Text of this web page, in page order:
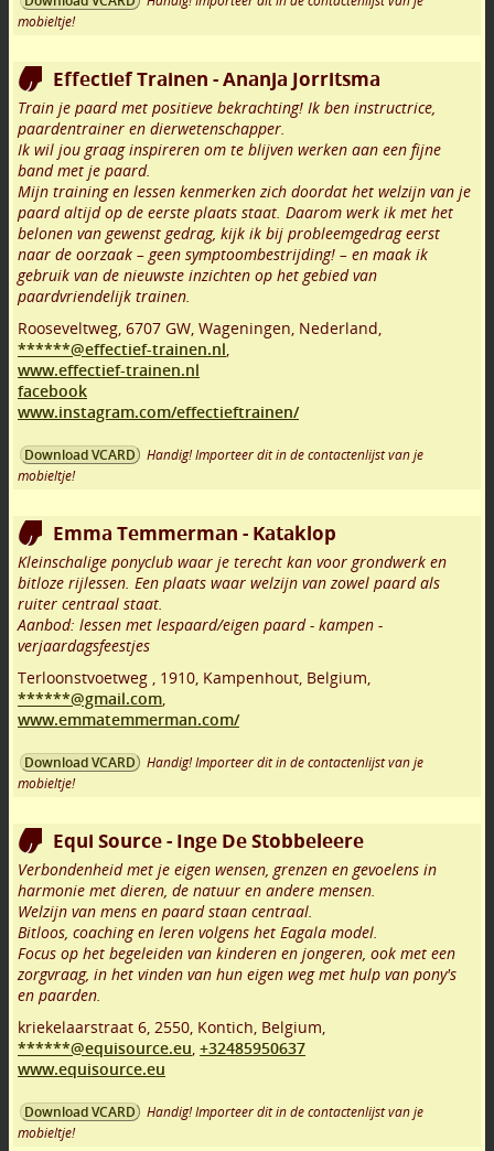
mobieltje!
Effectief Trainen - Ananja Jorritsma
Train je paard met positieve bekrachting! Ik ben instructrice,
paardentrainer en dierwetenschapper.
Ik wil jou graag inspireren om te blijven werken aan een fijne
band met je paard.
Mijn training en lessen kenmerken zich doordat het welzijn van je
paard altijd op de eerste plaats staat. Daarom werk ik met het
belonen van gewenst gedrag, kijk ik bij probleemgedrag eerst
naar de oorzaak – geen symptoombestrijding! – en maak ik
gebruik van de nieuwste inzichten op het gebied van
paardvriendelijk trainen.
Rooseveltweg, 6707 GW, Wageningen, Nederland,
******@effectief-trainen.nl,
www.effectief-trainen.nl
facebook
www.instagram.com/effectieftrainen/
Download VCARD
Handig! Importeer dit in de contactenlijst van je
mobieltje!
Emma Temmerman - Kataklop
Kleinschalige ponyclub waar je terecht kan voor grondwerk en
bitloze rijlessen. Een plaats waar welzijn van zowel paard als
ruiter centraal staat.
Aanbod: lessen met lespaard/eigen paard - kampen -
verjaardagsfeestjes
Terloonstvoetweg , 1910, Kampenhout, Belgium,
******@gmail.com,
www.emmatemmerman.com/
Download VCARD
Handig! Importeer dit in de contactenlijst van je
mobieltje!
Equi Source - Inge De Stobbeleere
Verbondenheid met je eigen wensen, grenzen en gevoelens in
harmonie met dieren, de natuur en andere mensen.
Welzijn van mens en paard staan centraal.
Bitloos, coaching en leren volgens het Eagala model.
Focus op het begeleiden van kinderen en jongeren, ook met een
zorgvraag, in het vinden van hun eigen weg met hulp van pony's
en paarden.
kriekelaarstraat 6, 2550, Kontich, Belgium,
******@equisource.eu, +32485950637
www.equisource.eu
Download VCARD
Handig! Importeer dit in de contactenlijst van je
mobieltje!